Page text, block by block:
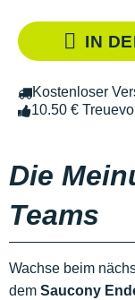
IN
Kostenloser
10.50 €
Die
Teams
Wachse beim
dem Saucony